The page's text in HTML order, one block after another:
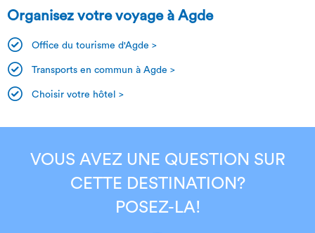
Organisez votre voyage à Agde
Office du tourisme d'Agde >
Transports en commun à Agde >
Choisir votre hôtel >
VOUS AVEZ UNE QUESTION SUR
CETTE DESTINATION?
POSEZ-LA!